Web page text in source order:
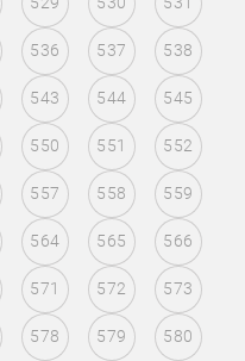
536 537 538
543 544 545
550 551 552
557 558 559
564 565 566
571 572 573
578 579 580